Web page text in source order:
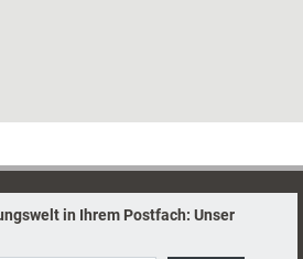
in Ihrem Postfach: Unser